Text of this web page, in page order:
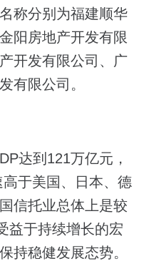
称分别为福建顺华
阳房地产开发有限
开发有限公司、广
有限公司。
达到121万亿元，
于美国、日本、德
信托业总体上是较
益于持续增长的宏
持稳健发展态势。